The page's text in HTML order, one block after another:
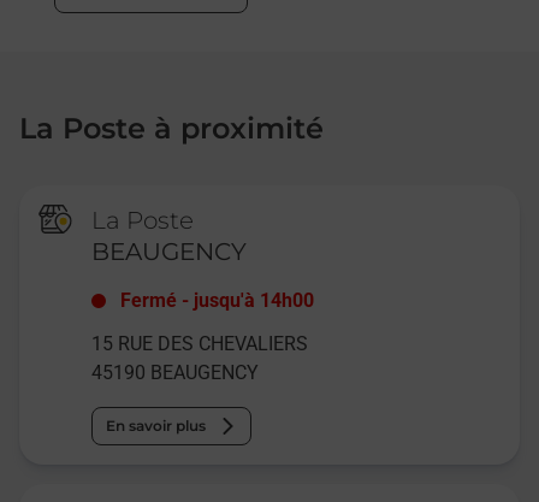
La Poste à proximité
La Poste
BEAUGENCY
Fermé - jusqu'à 14h00
15 RUE DES CHEVALIERS
45190 BEAUGENCY
En savoir plus